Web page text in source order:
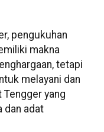
pengukuhan
makna
tetapi
melayani dan
yang
dan adat